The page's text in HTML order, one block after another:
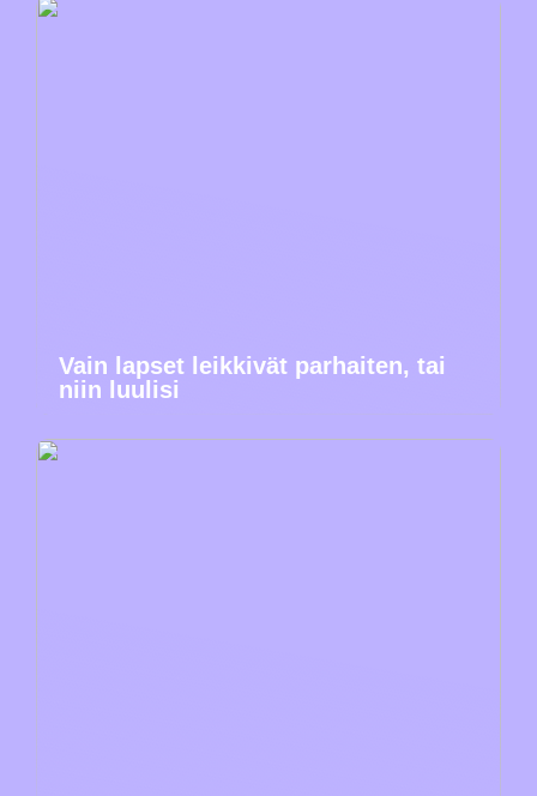
Vain lapset leikkivät parhaiten, tai
niin luulisi